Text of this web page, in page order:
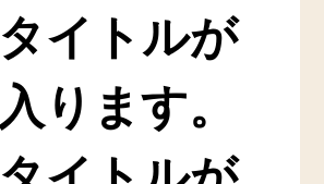
タイトルが
入ります。